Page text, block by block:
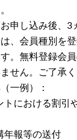
申し込み後、3
、会員種別を
。無料登録会
せん。ご了承く
一例）：
トにおける割引
年報等の送付